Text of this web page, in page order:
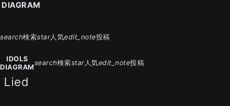
search検索star人気edit_note投稿
IDOLS
DIAGRAM
search検索star人気edit_note投稿
Lied